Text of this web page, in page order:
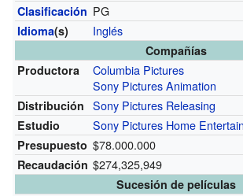
Clasificación PG
Idioma(s) Inglés
Compañías
Productora
Columbia Pictures
Sony Pictures Animation
Distribución Sony Pictures Releasing
Estudio Sony Pictures Home
Presupuesto $78.000.000
Recaudación $274,325,949
Sucesión de películas